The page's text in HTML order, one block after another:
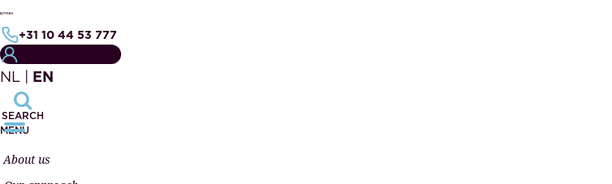
+31 10 44 53 777
NL | EN
SEARCH
MENU
About us